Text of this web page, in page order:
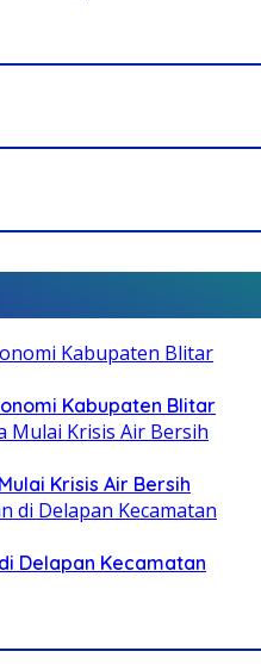
Kabupaten Blitar
Krisis Air Bersih
Delapan Kecamatan